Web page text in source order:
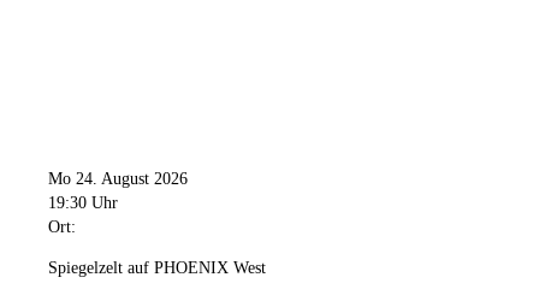
Mo 24. August 2026
19:30 Uhr
Ort:
Spiegelzelt auf PHOENIX West